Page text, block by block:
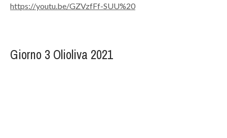
https://youtu.be/GZVzfFf-SUU%20
Giorno 3 Olioliva 2021